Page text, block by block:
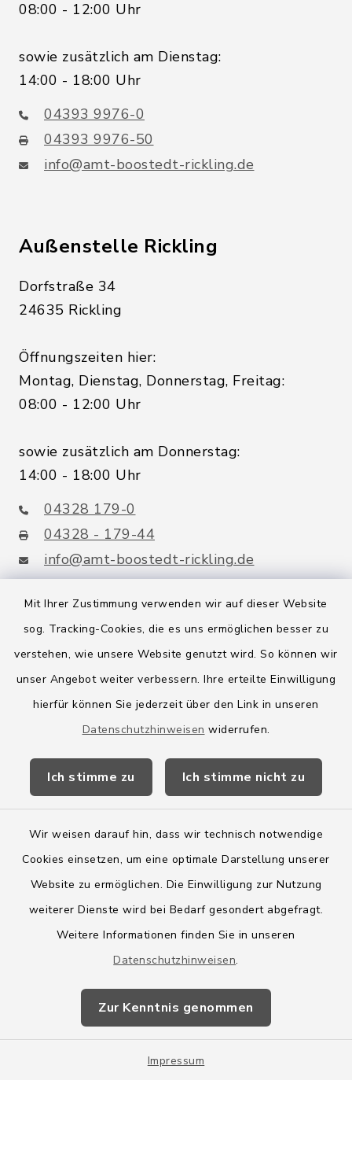
Mit Ihrer Zustimmung verwenden wir auf dieser Website
sog. Tracking-Cookies, die es uns ermöglichen besser zu
verstehen, wie unsere Website genutzt wird. So können wir
unser Angebot weiter verbessern. Ihre erteilte Einwilligung
hierfür können Sie jederzeit über den Link in unseren
Datenschutzhinweisen widerrufen.
Ich stimme zu Ich stimme nicht zu
Wir weisen darauf hin, dass wir technisch notwendige
Cookies einsetzen, um eine optimale Darstellung unserer
Website zu ermöglichen. Die Einwilligung zur Nutzung
weiterer Dienste wird bei Bedarf gesondert abgefragt.
Weitere Informationen finden Sie in unseren
Datenschutzhinweisen.
Zur Kenntnis genommen
Impressum
08:00 - 12:00 Uhr
sowie zusätzlich am Dienstag:
14:00 - 18:00 Uhr
04393 9976-0
04393 9976-50
info@amt-boostedt-rickling.de
Außenstelle Rickling
Dorfstraße 34
24635 Rickling
Öffnungszeiten hier:
Montag, Dienstag, Donnerstag, Freitag:
08:00 - 12:00 Uhr
sowie zusätzlich am Donnerstag:
14:00 - 18:00 Uhr
04328 179-0
04328 - 179-44
info@amt-boostedt-rickling.de
Quicklinks
Amt Boostedt-Rickling
Amtsbroschüre
Wege-Zweckverband
Barrierefreiheit
Impressum
Sitemap